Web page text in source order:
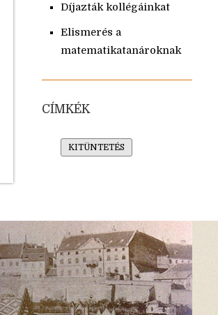
Díjazták kollégáinkat
Elismerés a
matematikatanároknak
CÍMKÉK
KITÜNTETÉS